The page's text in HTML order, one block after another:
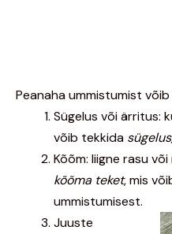
Peanaha ummistumist
Sügelus või ärritus:
võib tekkida
Kõõm: liigne rasu
kõõma teket, mis
ummistumisest.
Juuste